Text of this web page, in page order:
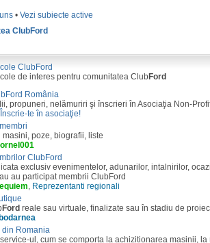
• Vezi subiecte active
ClubFord
ClubFord
de interes pentru comunitatea ClubFord
România
propuneri, nelămuriri şi înscrieri în Asociaţia Non-
Înscrie-te în asociaţie!
masini, poze, biografii, liste
ClubFord
exclusiv evenimentelor, adunarilor, intalnirilor,
au participat membrii ClubFord
, Reprezentanti regionali
Ford reale sau virtuale, finalizate sau în stadiu de
din Romania
ul, cum se comporta la achizitionarea masinii,